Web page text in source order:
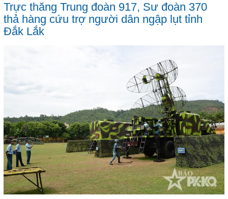
Trực thăng Trung đoàn 917, Sư đoàn 370
thả hàng cứu trợ người dân ngập lụt tỉnh
Đắk Lắk